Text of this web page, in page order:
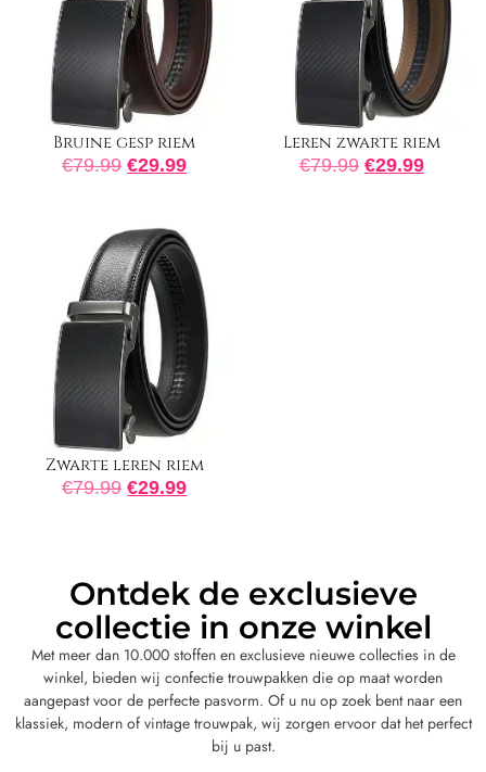
Bruine gesp riem
€79.99 €29.99
Leren zwarte riem
€79.99 €29.99
Zwarte leren riem
€79.99 €29.99
Ontdek de exclusieve
collectie in onze winkel
Met meer dan 10.000 stoffen en exclusieve nieuwe collecties in de
winkel, bieden wij confectie trouwpakken die op maat worden
aangepast voor de perfecte pasvorm. Of u nu op zoek bent naar een
klassiek, modern of vintage trouwpak, wij zorgen ervoor dat het perfect
bij u past.